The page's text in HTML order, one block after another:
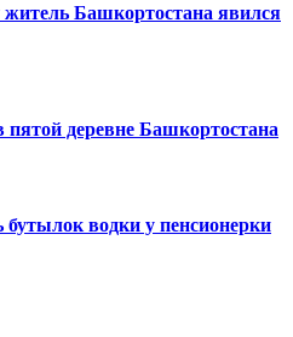
Башкортостана явился
деревне Башкортостана
водки у пенсионерки